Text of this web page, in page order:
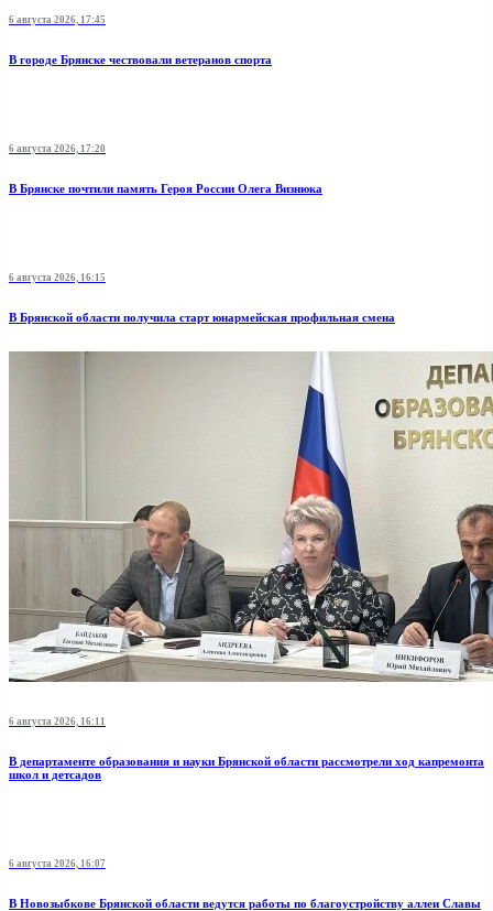
6 августа 2026, 17:45
В городе Брянске чествовали ветеранов спорта
6 августа 2026, 17:20
В Брянске почтили память Героя России Олега Визнюка
6 августа 2026, 16:15
В Брянской области получила старт юнармейская профильная смена
6 августа 2026, 16:11
В департаменте образования и науки Брянской области рассмотрели ход капремонта
школ и детсадов
6 августа 2026, 16:07
В Новозыбкове Брянской области ведутся работы по благоустройству аллеи Славы